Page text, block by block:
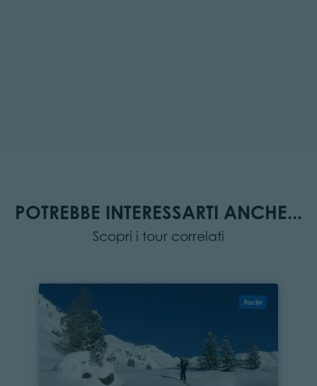
POTREBBE INTERESSARTI ANCHE...
Scopri i tour correlati
Facile